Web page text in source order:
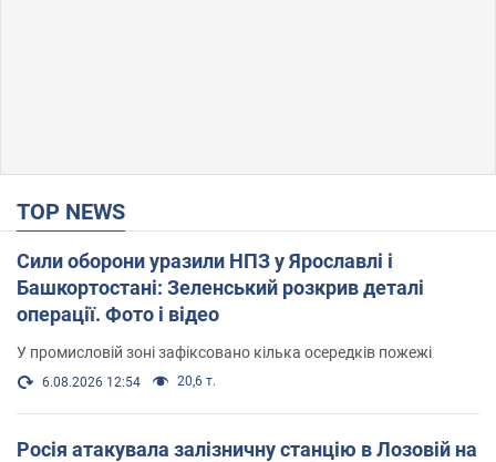
TOP NEWS
Сили оборони уразили НПЗ у Ярославлі і
Башкортостані: Зеленський розкрив деталі
операції. Фото і відео
У промисловій зоні зафіксовано кілька осередків пожежі
6.08.2026 12:54 20,6 т.
Росія атакувала залізничну станцію в Лозовій на